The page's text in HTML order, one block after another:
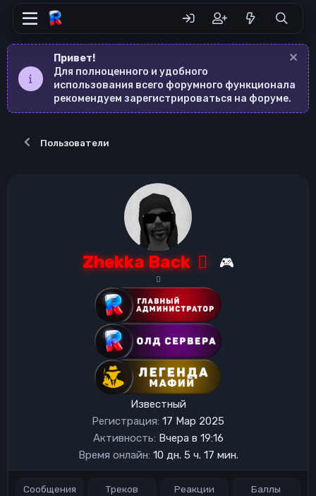
Привет!
Для полноценного и удобного
использования всего форумного функционала
рекомендуем зарегистрироваться на форуме.
Пользователи
Zhekka Back 🎮
Известный
Регистрация 17 Мар 2025
Активность Вчера в 19:16
Время онлайн 10 дн. 5 ч. 17 мин.
Сообщения Треков Реакции Баллы